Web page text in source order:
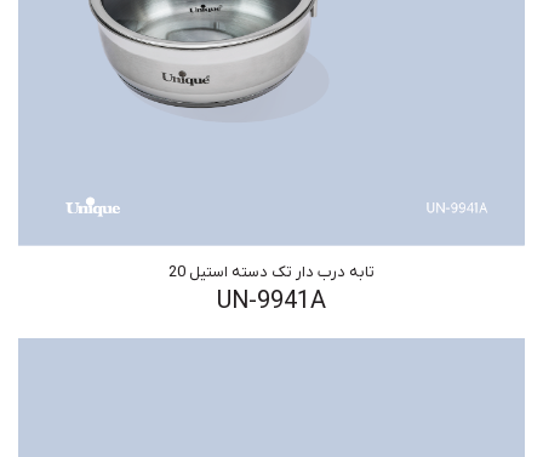
تابه درب دار تک دسته استیل 20
UN-9941A